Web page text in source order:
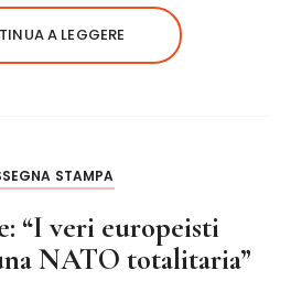
A LEGGERE
STAMPA
“I veri europeisti
NATO totalitaria”